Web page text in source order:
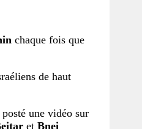
chaque fois que
de haut
une vidéo sur
et Bnei